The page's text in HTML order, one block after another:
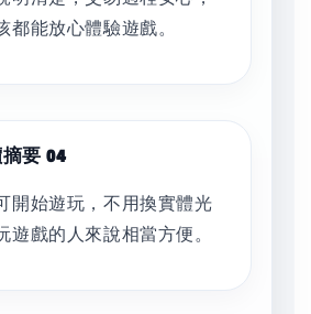
都能放心體驗遊戲。
要 04
開始遊玩，不用換實體光
遊戲的人來說相當方便。